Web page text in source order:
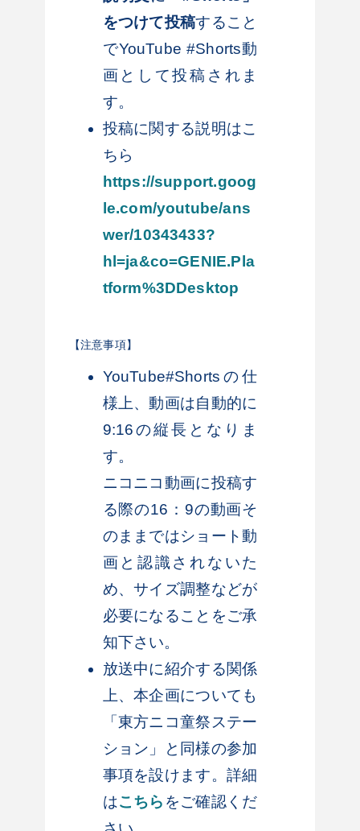
をつけて投稿すること
でYouTube #Shorts動
画として投稿されま
す。
投稿に関する説明はこ
ちら
https://support.goog
le.com/youtube/ans
wer/10343433?
hl=ja&co=GENIE.Pla
tform%3DDesktop
【注意事項】
YouTube#Shortsの仕
様上、動画は自動的に
9:16の縦長となりま
す。
ニコニコ動画に投稿す
る際の16：9の動画そ
のままではショート動
画と認識されないた
め、サイズ調整などが
必要になることをご承
知下さい。
放送中に紹介する関係
上、本企画についても
「東方ニコ童祭ステー
ション」と同様の参加
事項を設けます。詳細
はこちら をご確認くだ